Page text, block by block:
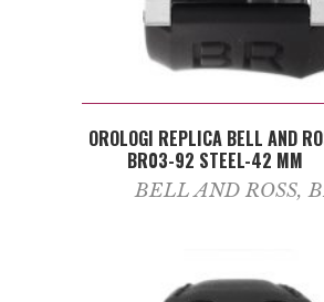
ADD TO CART
OROLOGI REPLICA BELL AND
BR03-92 STEEL-42 MM
BELL AND ROSS,